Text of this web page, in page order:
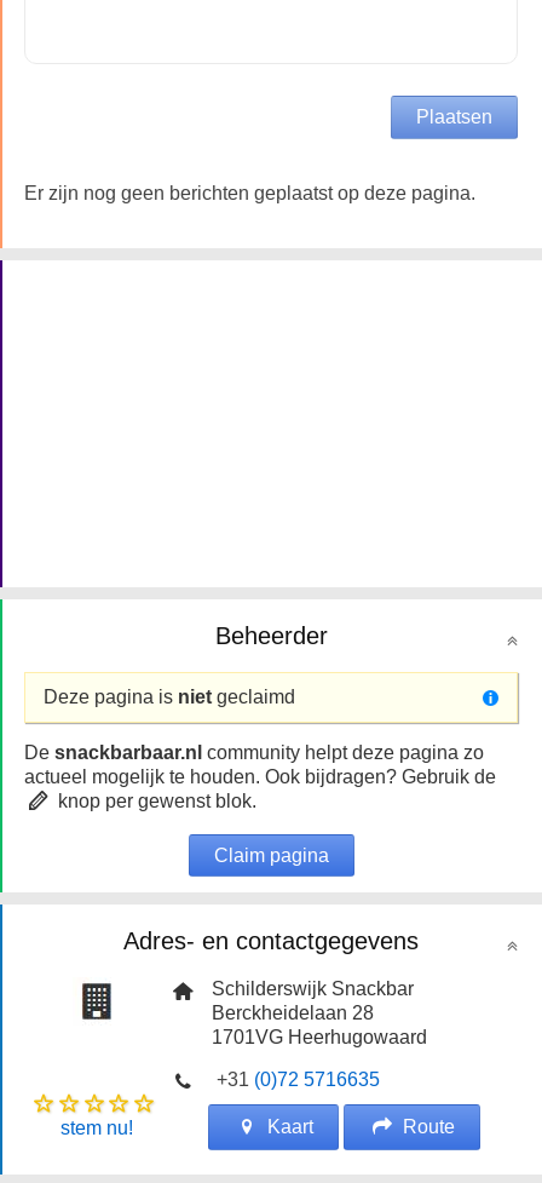
Er zijn nog geen berichten geplaatst op deze pagina.
Beheerder
Deze pagina is niet geclaimd
De snackbarbaar.nl community helpt deze pagina zo
actueel mogelijk te houden. Ook bijdragen? Gebruik de
knop per gewenst blok.
Claim pagina
Adres- en contactgegevens
Schilderswijk Snackbar
Berckheidelaan 28
1701VG Heerhugowaard
+31 (0)72 5716635
stem nu! Kaart Route